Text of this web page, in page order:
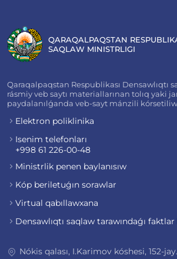
QARAQALPAQSTAN
SAQLAW MINISTRLIGI
Qaraqalpaqstan Respublikası Densawlıqtı
rásmiy veb saytı materiallarınan tolıq yaki
paydalanılǵanda veb-sayt mánzili
Elektron poliklinika
Isenim telefonları
+998 61 226-00-48
Ministrlik penen baylanısıw
Kóp beriletuǵın sorawlar
Virtual qabıllawxana
Densawlıqtı saqlaw tarawındaǵı
Nókis qalası, I.Karimov kóshesi, 152-jay.